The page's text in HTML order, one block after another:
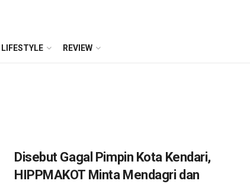
LIFESTYLE REVIEW
Disebut Gagal Pimpin Kota Kendari,
HIPPMAKOT Minta Mendagri dan